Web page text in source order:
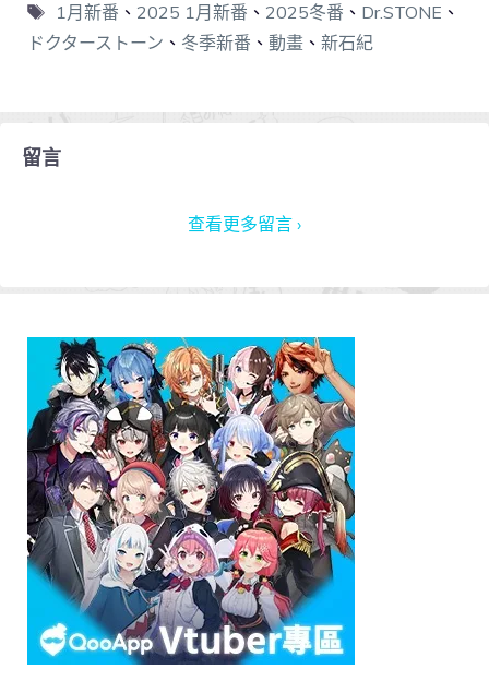
1月新番 、 2025 1月新番 、 2025冬番 、 Dr.STONE 、
ドクターストーン 、 冬季新番 、 動畫 、 新石紀
留言
查看更多留言 ›